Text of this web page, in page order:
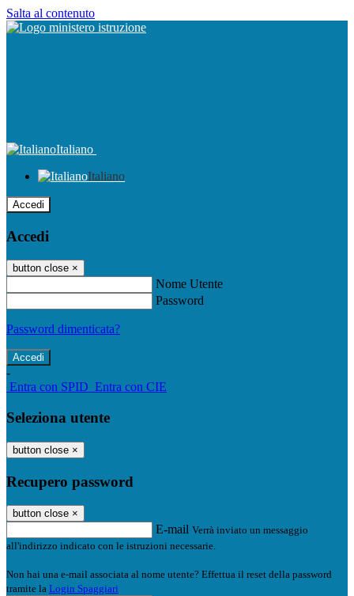
Salta al contenuto
Italiano
Italiano
Accedi
Accedi
button close ×
Nome Utente
Password
Password dimenticata?
-
Entra con SPID Entra con CIE
Seleziona utente
button close ×
Recupero password
button close ×
E-mail Verrà inviato un messaggio
all'indirizzo indicato con le istruzioni necessarie.
Non hai una e-mail associata al nome utente? Effettua il reset della password
tramite la Login Spaggiari